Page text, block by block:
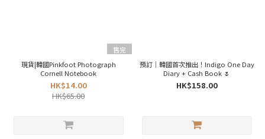
售完
現貨|韓國Pinkfoot Photograph
Cornell Notebook
HK$14.00
HK$65.00
預訂｜韓國首次推出！Indigo One Day
Diary + Cash Book 🌷
HK$158.00